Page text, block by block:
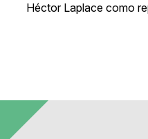
Héctor Laplace como